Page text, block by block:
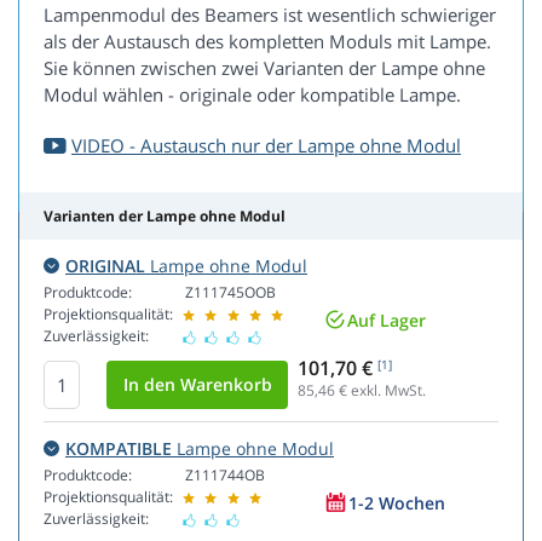
Lampenmodul des Beamers ist wesentlich schwieriger
als der Austausch des kompletten Moduls mit Lampe.
Sie können zwischen zwei Varianten der Lampe ohne
Modul wählen - originale oder kompatible Lampe.
VIDEO - Austausch nur der Lampe ohne Modul
Varianten der Lampe ohne Modul
ORIGINAL Lampe ohne Modul
Produktcode:
Projektionsqualität:
Zuverlässigkeit:
Z111745OOB
Auf Lager
101,70 € [1]
85,46€ exkl. MwSt.
KOMPATIBLE Lampe ohne Modul
Produktcode:
Projektionsqualität:
Zuverlässigkeit:
Z111744OB
1-2 Wochen